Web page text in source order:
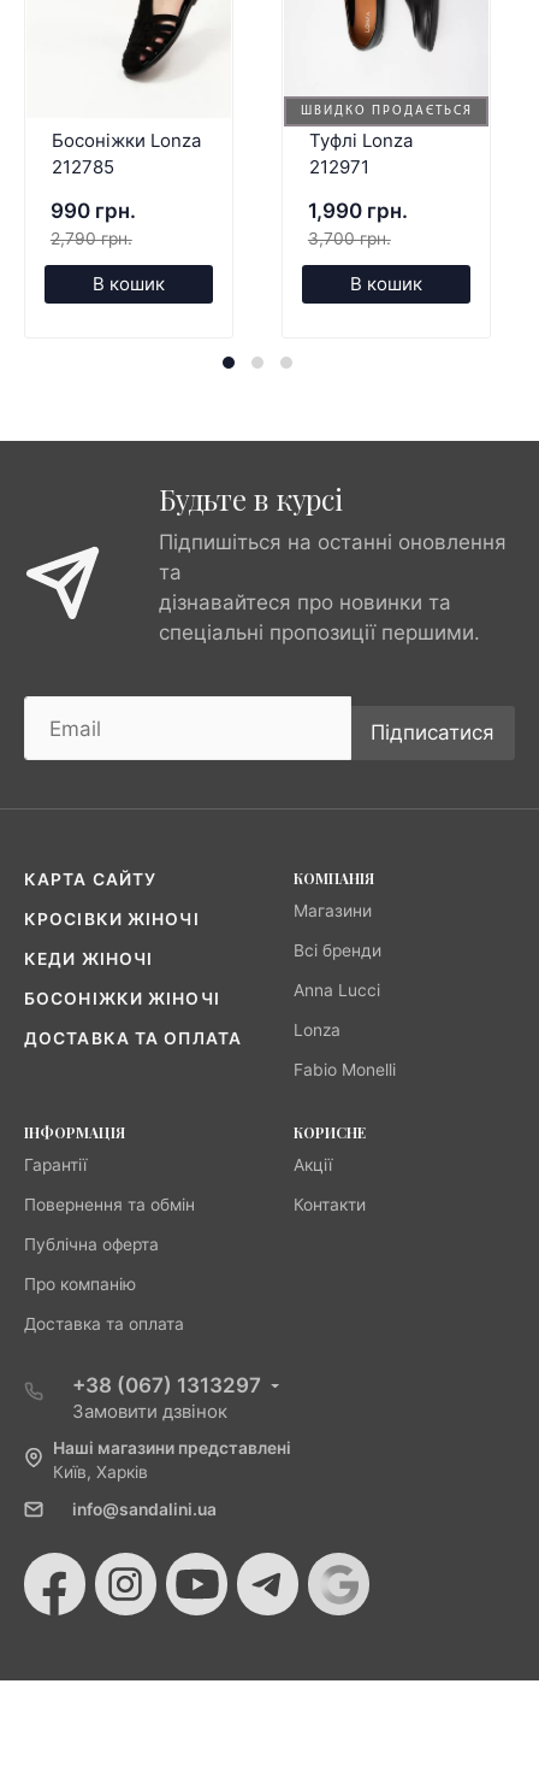
Босоніжки Lonza
212785
990 грн.
2,790 грн.
В кошик
ШВИДКО ПРОДАЄТЬСЯ
Туфлі Lonza
212971
1,990 грн.
3,700 грн.
В кошик
Будьте в курсі
Підпишіться на останні оновлення
та
дізнавайтеся про новинки та
спеціальні пропозиції першими.
Підписатися
КАРТА САЙТУ
КРОСІВКИ ЖІНОЧІ
КЕДИ ЖІНОЧІ
БОСОНІЖКИ ЖІНОЧІ
ДОСТАВКА ТА ОПЛАТА
КОМПАНІЯ
Магазини
Всі бренди
Anna Lucci
Lonza
Fabio Monelli
ІНФОРМАЦІЯ
Гарантії
Повернення та обмін
Публічна оферта
Про компанію
Доставка та оплата
КОРИСНЕ
Акції
Контакти
+38 (067) 1313297
Замовити дзвінок
Наші магазини представлені
Київ, Харків
info@sandalini.ua